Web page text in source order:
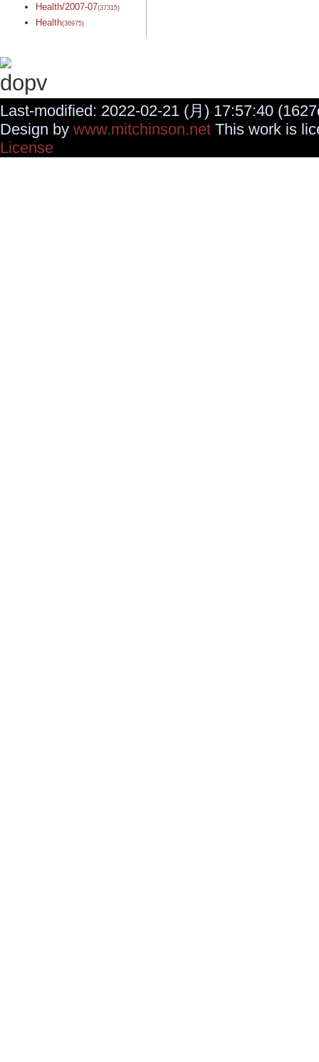
Health/2007-07(37315)
Health(36975)
Last-modified: 2022-02-21 (月) 17:57:40
Design by www.mitchinson.net This work is
License